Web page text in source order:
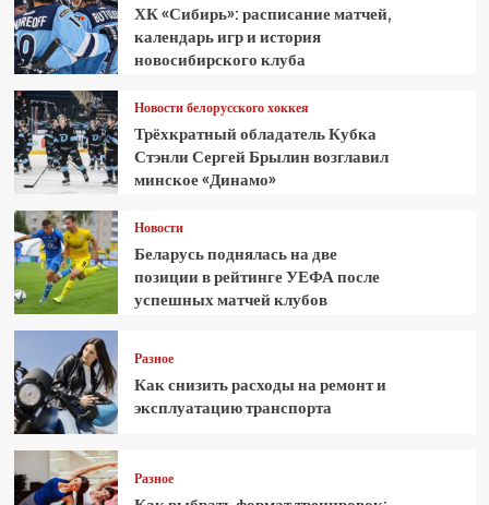
ХК «Сибирь»: расписание матчей,
календарь игр и история
новосибирского клуба
Новости белорусского хоккея
Трёхкратный обладатель Кубка
Стэнли Сергей Брылин возглавил
минское «Динамо»
Новости
Беларусь поднялась на две
позиции в рейтинге УЕФА после
успешных матчей клубов
Разное
Как снизить расходы на ремонт и
эксплуатацию транспорта
Разное